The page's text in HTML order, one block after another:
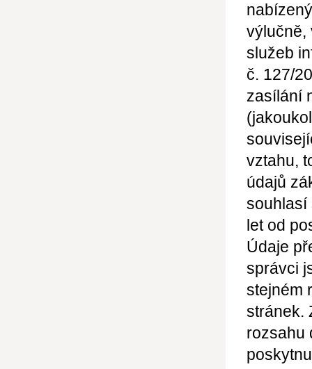
výlučně,
služeb
č. 127/
zasílání
vztahu,
údajů
souhlasí
let od
Údaje
správci
stejném
stránek.
rozsahu